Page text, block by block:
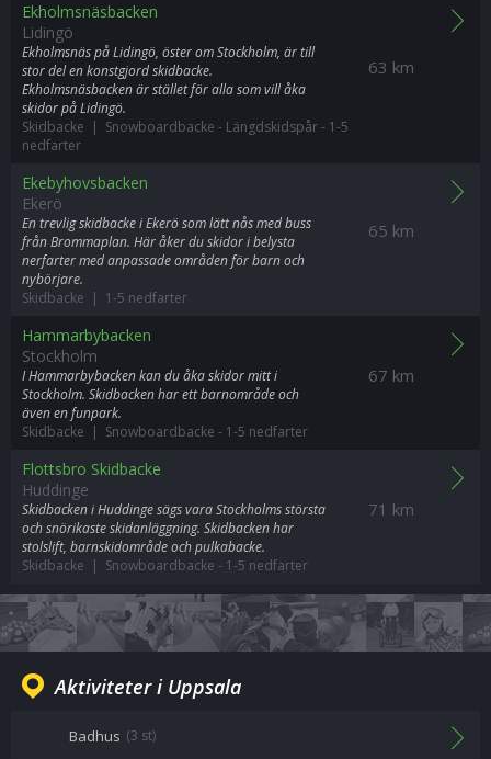
63 km
Ekholmsnäsbacken
Lidingö
Ekholmsnäs på Lidingö, öster om Stockholm, är till
stor del en konstgjord skidbacke.
Ekholmsnäsbacken är stället för alla som vill åka
skidor på Lidingö.
Skidbacke | Snowboardbacke - Längdskidspår- 1-5
nedfarter
65 km
Ekebyhovsbacken
Ekerö
En trevlig skidbacke i Ekerö som lätt nås med buss
från Brommaplan. Här åker du skidor i belysta
nerfarter med anpassade områden för barn och
nybörjare.
Skidbacke | 1-5 nedfarter
67 km
Hammarbybacken
Stockholm
I Hammarbybacken kan du åka skidor mitt i
Stockholm. Skidbacken har ett barnområde och
även en funpark.
Skidbacke | Snowboardbacke - 1-5 nedfarter
71 km
Flottsbro Skidbacke
Huddinge
Skidbacken i Huddinge sägs vara Stockholms största
och snörikaste skidanläggning. Skidbacken har
stolslift, barnskidområde och pulkabacke.
Skidbacke | Snowboardbacke - 1-5 nedfarter
Aktiviteter i Uppsala
Badhus (3 st)